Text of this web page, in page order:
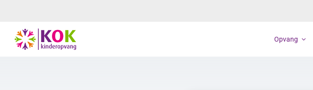
Opvang